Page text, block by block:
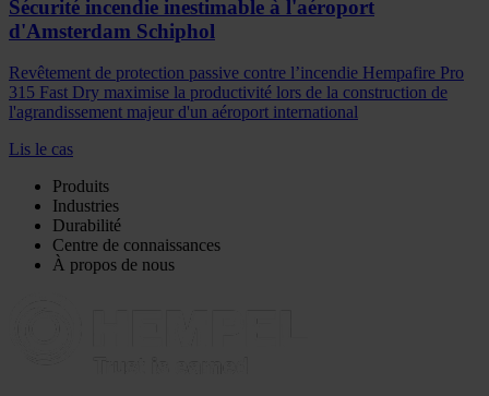
Sécurité incendie inestimable à l'aéroport
d'Amsterdam Schiphol
Revêtement de protection passive contre l’incendie Hempafire Pro
315 Fast Dry maximise la productivité lors de la construction de
l'agrandissement majeur d'un aéroport international
Lis le cas
Produits
Industries
Durabilité
Centre de connaissances
À propos de nous